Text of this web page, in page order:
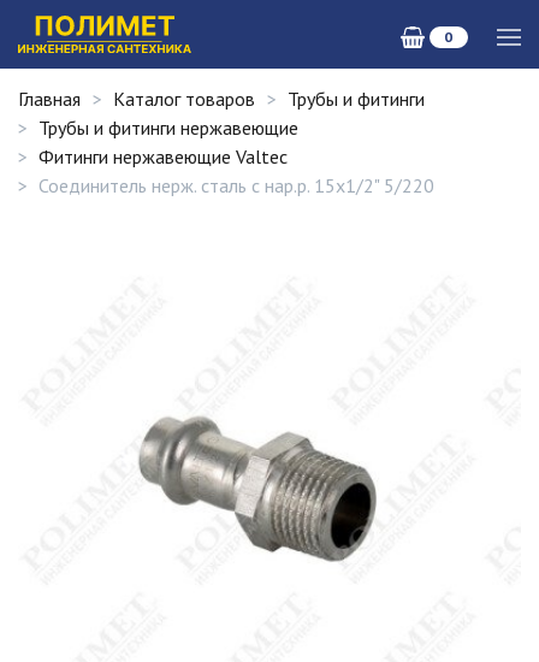
0
Главная Каталог товаров
Трубы и фитинги
Трубы и фитинги нержавеющие
Фитинги нержавеющие Valtec
Соединитель нерж. сталь с нар.р. 15х1/2" 5/220